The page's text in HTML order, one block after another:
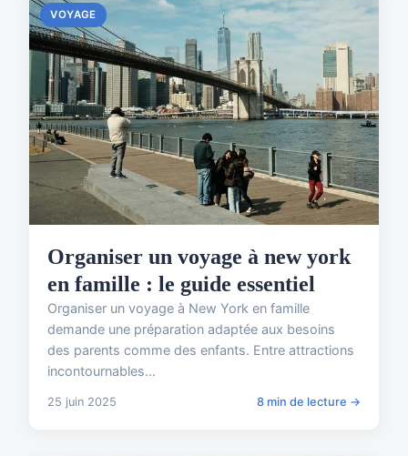
VOYAGE
Organiser un voyage à new york
en famille : le guide essentiel
Organiser un voyage à New York en famille
demande une préparation adaptée aux besoins
des parents comme des enfants. Entre attractions
incontournables...
25 juin 2025 8 min de lecture →